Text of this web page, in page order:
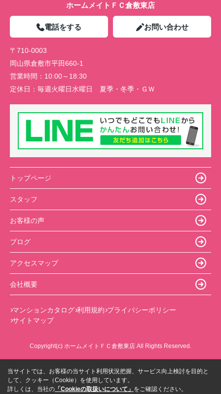
ホームメイトＦＣ倉敷東店
電話をする お問い合わせ
〒710-0003
岡山県倉敷市平田660-1
営業時間： 10:00～18:30
定休日： 毎週火曜日水曜日 夏季・冬季・ＧＷ
トップページ
スタッフ
お客様の声
ブログ
アクセスマップ
会社概要
マンションカタログ 利用規約 プライバシーポリシー
サイトマップ
Copyright(c) ホームメイトＦＣ倉敷東店 All Rights Reserved.
当サイトでは、お客様の当サイト利用状況把握、サービス向上検討を目的と
して、クッキー（Cookie）を使用しています。
詳しくは、当社の 「Cookieの取扱いについて」 をご確認ください。